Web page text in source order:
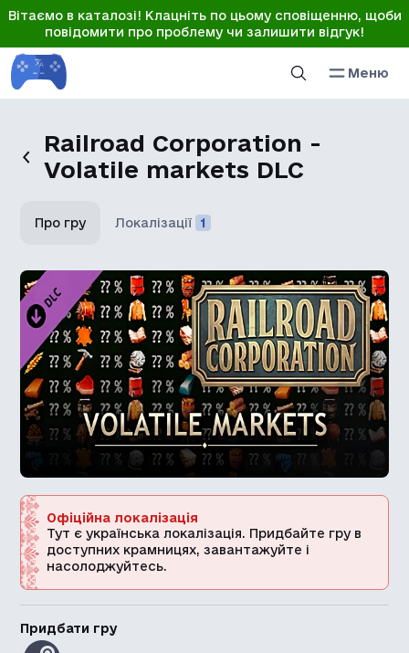
Вітаємо в каталозі! Клацніть по цьому сповіщенню, щоби
повідомити про проблему чи залишити відгук!
Меню
Railroad Corporation -
Volatile markets DLC
Про гру Локалізації 1
Офіційна локалізація
Тут є українська локалізація. Придбайте гру в
доступних крамницях, завантажуйте і
насолоджуйтесь.
Придбати гру